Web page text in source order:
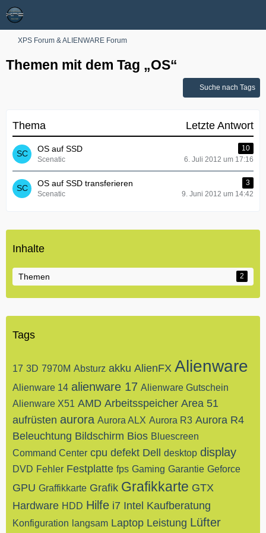
XPS Forum & ALIENWARE Forum
Themen mit dem Tag „OS“
Suche nach Tags
Thema Letzte Antwort
OS auf SSD
10
Scenatic
6. Juli 2012 um 17:16
OS auf SSD transferieren
3
Scenatic
9. Juni 2012 um 14:42
Inhalte
Themen 2
Tags
17 3D 7970M Absturz akku AlienFX Alienware
Alienware 14 alienware 17 Alienware Gutschein
Alienware X51 AMD Arbeitsspeicher Area 51
aufrüsten aurora Aurora ALX Aurora R3 Aurora R4
Beleuchtung Bildschirm Bios Bluescreen
Command Center cpu defekt Dell desktop display
DVD Fehler Festplatte fps Gaming Garantie Geforce
GPU Graffikkarte Grafik Grafikkarte GTX
Hardware HDD Hilfe i7 Intel Kaufberatung
Konfiguration langsam Laptop Leistung Lüfter